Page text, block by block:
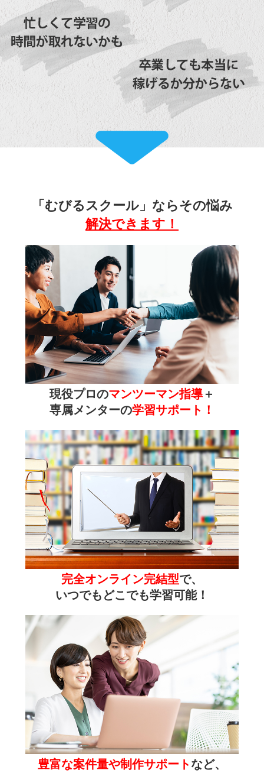
「むびるスクール」ならその悩み
解決できます！
現役プロのマンツーマン指導＋
専属メンターの学習サポート！
完全オンライン完結型で、
いつでもどこでも学習可能！
豊富な案件量や制作サポートなど、